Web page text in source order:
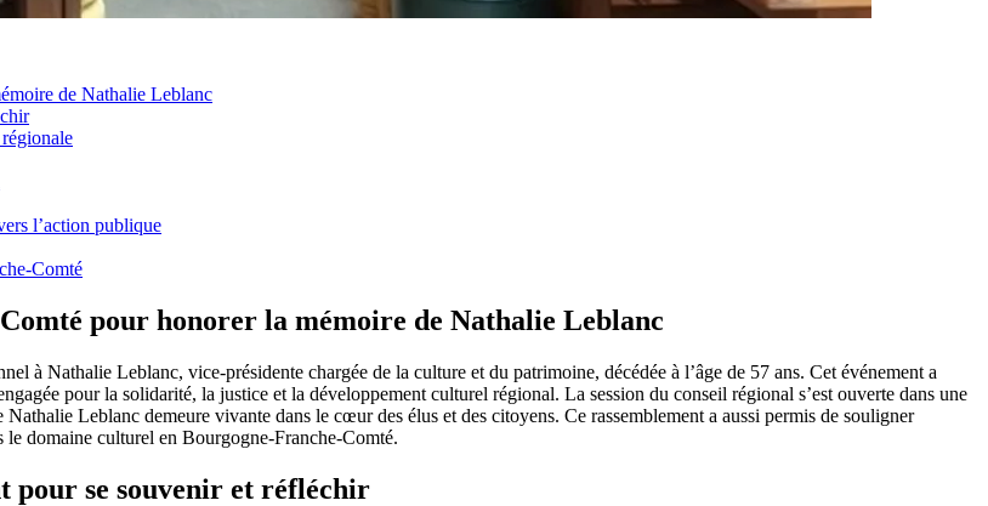
de Nathalie Leblanc
l’action publique
Comté
pour honorer la mémoire de Nathalie Leblanc
à Nathalie Leblanc, vice-présidente chargée de la culture et du patrimoine, décédée à l’âge de 57 ans. Cet événement a
pour la solidarité, la justice et la développement culturel régional. La session du conseil régional s’est ouverte dans une
Leblanc demeure vivante dans le cœur des élus et des citoyens. Ce rassemblement a aussi permis de souligner
le domaine culturel en Bourgogne-Franche-Comté.
pour se souvenir et réfléchir